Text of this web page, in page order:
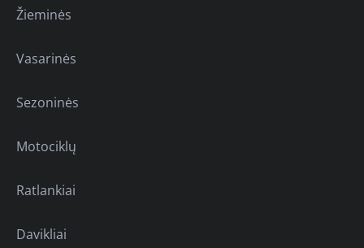
Žieminės
Vasarinės
Sezoninės
Motociklų
Ratlankiai
Davikliai